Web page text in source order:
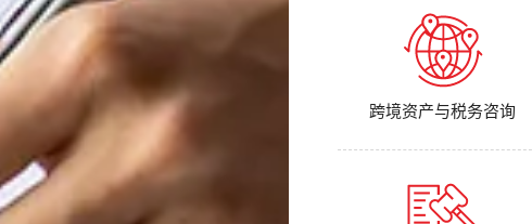
跨境资产与税务咨询